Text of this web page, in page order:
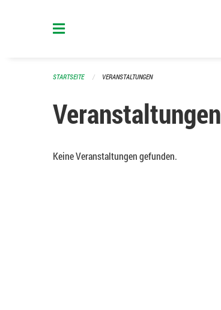
STARTSEITE VERANSTALTUNGEN
Veranstaltungen
Keine Veranstaltungen gefunden.